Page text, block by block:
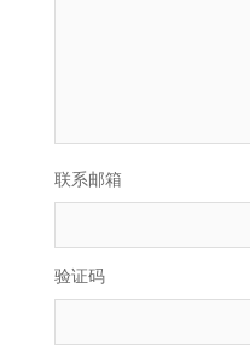
联系邮箱
验证码